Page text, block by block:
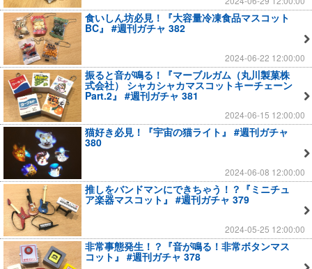
食いしん坊必見！『大容量冷凍食品マスコット
BC』 #週刊ガチャ 382
2024-06-22 12:00:00
振ると音が鳴る！『マーブルガム（丸川製菓株
式会社） シャカシャカマスコットキーチェーン
Part.2』 #週刊ガチャ 381
2024-06-15 12:00:00
猫好き必見！『宇宙の猫ライト』 #週刊ガチャ
380
2024-06-08 12:00:00
推しをバンドマンにできちゃう！？『ミニチュ
ア楽器マスコット』 #週刊ガチャ 379
2024-05-25 12:00:00
非常事態発生！？『音が鳴る！非常ボタンマス
コット』 #週刊ガチャ 378